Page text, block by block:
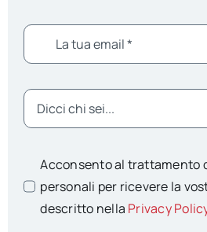
Acconsento al trattamento
personali per ricevere la
descritto nella Privacy